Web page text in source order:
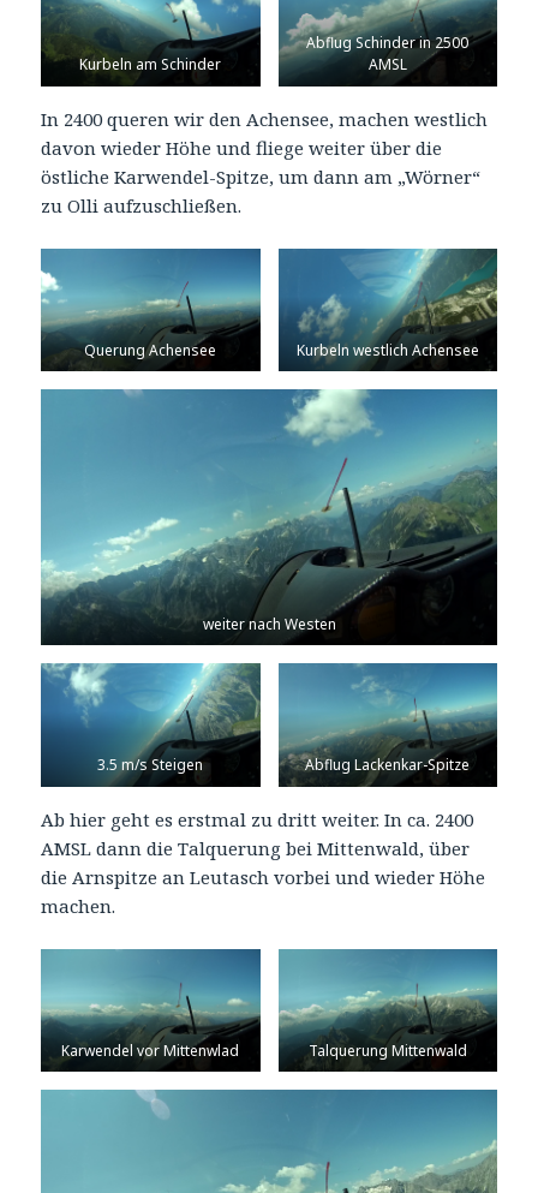
Kurbeln am Schinder
Abflug Schinder in 2500
AMSL
In 2400 queren wir den Achensee, machen westlich
davon wieder Höhe und fliege weiter über die
östliche Karwendel-Spitze, um dann am „Wörner“
zu Olli aufzuschließen.
Querung Achensee Kurbeln westlich Achensee
weiter nach Westen
3.5 m/s Steigen Abflug Lackenkar-Spitze
Ab hier geht es erstmal zu dritt weiter. In ca. 2400
AMSL dann die Talquerung bei Mittenwald, über
die Arnspitze an Leutasch vorbei und wieder Höhe
machen.
Karwendel vor Mittenwlad Talquerung Mittenwald